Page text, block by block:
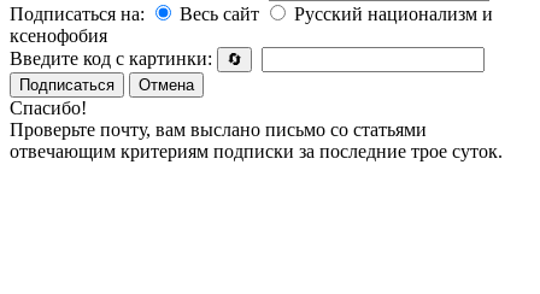
Подписаться на:
Весь сайт
Русский национализм и
ксенофобия
Введите код с картинки:
🔄
Подписаться
Отмена
Спасибо!
Проверьте почту, вам выслано письмо со статьями
отвечающим критериям подписки за последние трое суток.